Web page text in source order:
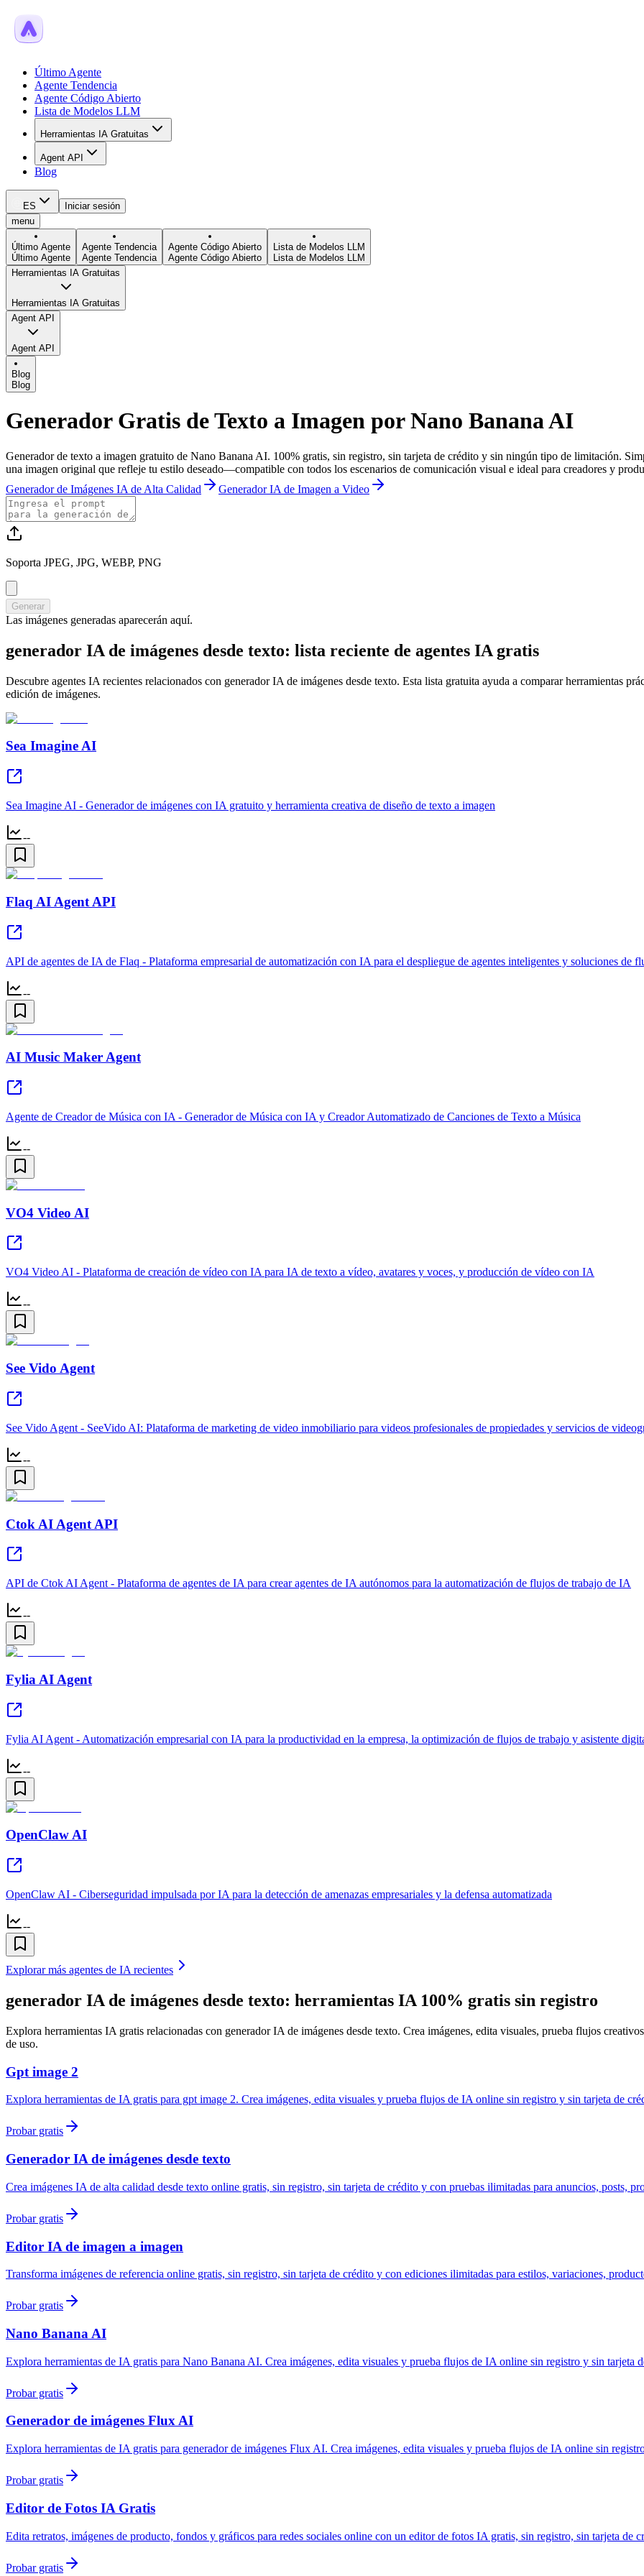
Último Agente
Agente Tendencia
Agente Código Abierto
Lista de Modelos LLM
Herramientas IA Gratuitas
Agent API
Blog
ES
Iniciar sesión
menu
Último Agente
Último Agente
Agente Tendencia
Agente Tendencia
Agente Código Abierto
Agente Código Abierto
Lista de Modelos LLM
Lista de Modelos LLM
Herramientas IA Gratuitas
Herramientas IA Gratuitas
Agent API
Agent API
Blog
Blog
Generador Gratis de Texto a Imagen por Nano Banana AI
Generador de texto a imagen gratuito de Nano Banana AI. 100% gratis, sin registro, sin tarjeta de crédito y sin ningún tipo de limitación.
una imagen original que refleje tu estilo deseado—compatible con todos los escenarios de comunicación visual e ideal para creadores y
Generador de Imágenes IA de Alta Calidad
Generador IA de Imagen a Video
Soporta JPEG, JPG, WEBP, PNG
Generar
Las imágenes generadas aparecerán aquí.
generador IA de imágenes desde texto: lista reciente de agentes IA gratis
Descubre agentes IA recientes relacionados con generador IA de imágenes desde texto. Esta lista gratuita ayuda a comparar herramientas
edición de imágenes.
Sea Imagine AI
Sea Imagine AI - Generador de imágenes con IA gratuito y herramienta creativa de diseño de texto a imagen
--
Flaq AI Agent API
API de agentes de IA de Flaq - Plataforma empresarial de automatización con IA para el despliegue de agentes inteligentes y soluciones de
--
AI Music Maker Agent
Agente de Creador de Música con IA - Generador de Música con IA y Creador Automatizado de Canciones de Texto a Música
--
VO4 Video AI
VO4 Video AI - Plataforma de creación de vídeo con IA para IA de texto a vídeo, avatares y voces, y producción de vídeo con IA
--
See Vido Agent
See Vido Agent - SeeVido AI: Plataforma de marketing de video inmobiliario para videos profesionales de propiedades y servicios de
--
Ctok AI Agent API
API de Ctok AI Agent - Plataforma de agentes de IA para crear agentes de IA autónomos para la automatización de flujos de trabajo de IA
--
Fylia AI Agent
Fylia AI Agent - Automatización empresarial con IA para la productividad en la empresa, la optimización de flujos de trabajo y asistente
--
OpenClaw AI
OpenClaw AI - Ciberseguridad impulsada por IA para la detección de amenazas empresariales y la defensa automatizada
--
Explorar más agentes de IA recientes
generador IA de imágenes desde texto: herramientas IA 100% gratis sin registro
Explora herramientas IA gratis relacionadas con generador IA de imágenes desde texto. Crea imágenes, edita visuales, prueba flujos
de uso.
Gpt image 2
Explora herramientas de IA gratis para gpt image 2. Crea imágenes, edita visuales y prueba flujos de IA online sin registro y sin tarjeta de
Probar gratis
Generador IA de imágenes desde texto
Crea imágenes IA de alta calidad desde texto online gratis, sin registro, sin tarjeta de crédito y con pruebas ilimitadas para anuncios, posts,
Probar gratis
Editor IA de imagen a imagen
Transforma imágenes de referencia online gratis, sin registro, sin tarjeta de crédito y con ediciones ilimitadas para estilos, variaciones,
Probar gratis
Nano Banana AI
Explora herramientas de IA gratis para Nano Banana AI. Crea imágenes, edita visuales y prueba flujos de IA online sin registro y sin tarjeta
Probar gratis
Generador de imágenes Flux AI
Explora herramientas de IA gratis para generador de imágenes Flux AI. Crea imágenes, edita visuales y prueba flujos de IA online sin
Probar gratis
Editor de Fotos IA Gratis
Edita retratos, imágenes de producto, fondos y gráficos para redes sociales online con un editor de fotos IA gratis, sin registro, sin tarjeta de
Probar gratis